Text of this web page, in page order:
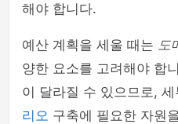
해야 합니다.
예산 계획을 세울 때는 도
양한 요소를 고려해야 합
이 달라질 수 있으므로,
리오 구축에 필요한 자원